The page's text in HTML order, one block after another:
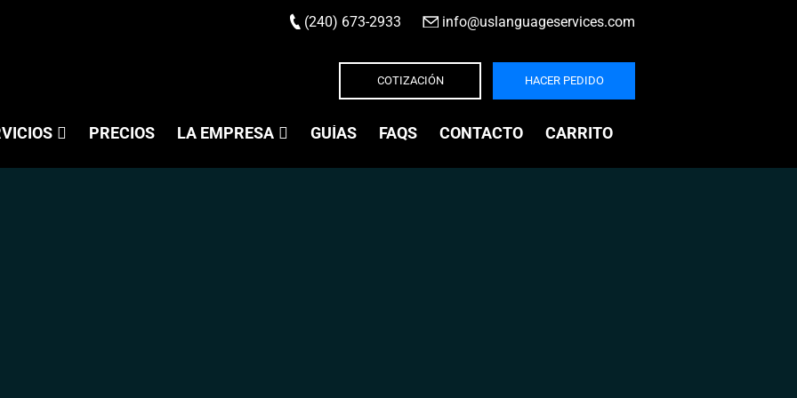
(240) 673-2933 info@uslanguageservices.com
COTIZACIÓN HACER PEDIDO
PRECIOS LA EMPRESA GUÍAS FAQS CONTACTO CARRITO